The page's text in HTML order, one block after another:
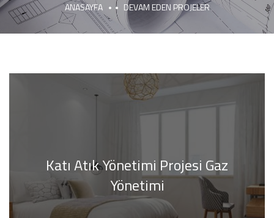
ANASAYFA DEVAM EDEN PROJELER
Katı Atık Yönetimi Projesi Gaz
Yönetimi